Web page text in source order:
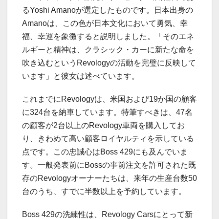
るYoshi Amanoが選定したものです。日本出身の
Amanoは、この色が日本文化において勇気、幸
福、幸運を象徴すると説明しました。「そのエネ
ルギーと精神は、クラシック・カーに新たな命を
吹き込むという Revologyの活動を完璧に反映して
います」と彼女は述べています。
これまでに Revologyは、米国および19か国の顧客
に324台を納車しています。特筆すべきは、 47名
の顧客が2台以上のRevology車両を購入してお
り、きわめて高い顧客ロイヤルティを示している
点です。この忠誠心はBoss 429にも及んでいま
す。一般発表前に Bossの事前注文を許可された既
存のRevologyオーナーたちは、来年の生産台数50
台のうち、すでに半数以上を予約しています。
Boss 429の洗練性は、 Revology Carsにとって新